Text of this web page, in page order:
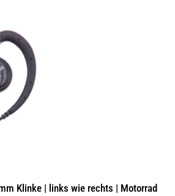
Klinke | links wie rechts | Motorrad